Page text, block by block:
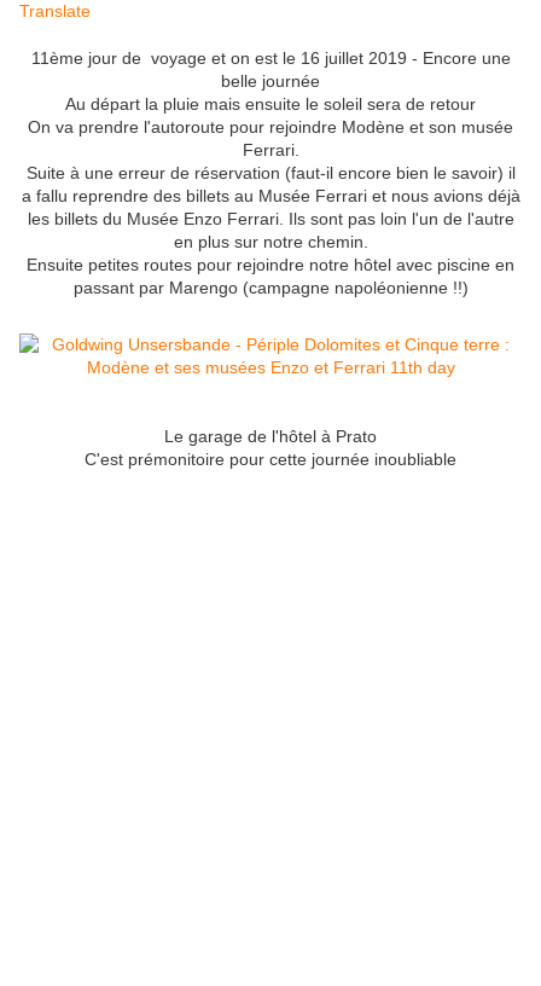
Translate
11ème jour de voyage et on est le 16 juillet 2019 - Encore une
belle journée
Au départ la pluie mais ensuite le soleil sera de retour
On va prendre l'autoroute pour rejoindre Modène et son musée
Ferrari.
Suite à une erreur de réservation (faut-il encore bien le savoir) il
a fallu reprendre des billets au Musée Ferrari et nous avions déjà
les billets du Musée Enzo Ferrari. Ils sont pas loin l'un de l'autre
en plus sur notre chemin.
Ensuite petites routes pour rejoindre notre hôtel avec piscine en
passant par Marengo (campagne napoléonienne !!)
Le garage de l'hôtel à Prato
C'est prémonitoire pour cette journée inoubliable